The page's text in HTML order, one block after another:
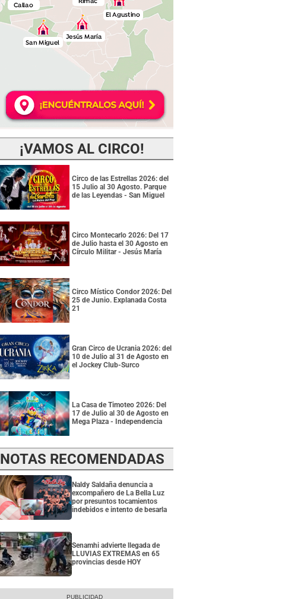
¡VAMOS AL CIRCO!
Circo de las Estrellas 2026: del
15 Julio al 30 Agosto. Parque
de las Leyendas - San Miguel
Circo Montecarlo 2026: Del 17
de Julio hasta el 30 Agosto en
Círculo Militar - Jesús María
Circo Místico Condor 2026: Del
25 de Junio. Explanada Costa
21
Gran Circo de Ucrania 2026: del
10 de Julio al 31 de Agosto en
el Jockey Club-Surco
La Casa de Timoteo 2026: Del
17 de Julio al 30 de Agosto en
Mega Plaza - Independencia
NOTAS RECOMENDADAS
Naldy Saldaña denuncia a
excompañero de La Bella Luz
por presuntos tocamientos
indebidos e intento de besarla
Senamhi advierte llegada de
LLUVIAS EXTREMAS en 65
provincias desde HOY